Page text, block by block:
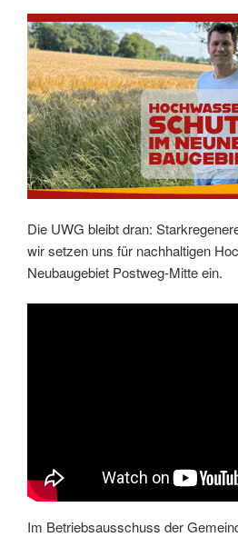
Die UWG bleibt dran:
wir setzen uns für nachhaltigen
Neubaugebiet Postweg-Mitte ein.
Im Betriebsausschuss der